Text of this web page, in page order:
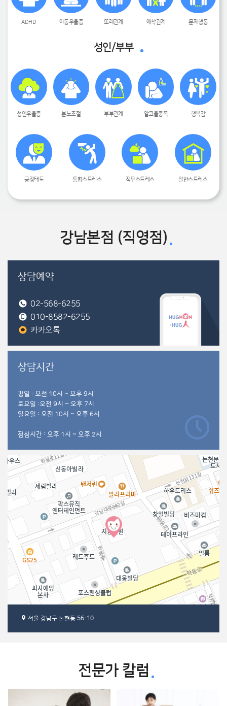
ADHD 아동우울증 또래관계 애착관계 문제행동
성인/부부
성인우울증 분노조절 부부관계 알코올중독 행복감
긍정태도 통합스트레스 직무스트레스 일반스트레스
강남본점 (직영점)
상담예약
02-568-6255
010-8582-6255
카카오톡
상담시간
평일 : 오전 10시 ~ 오후 9시
토요일 :오전 9시 ~ 오후 7시
일요일 : 오전 10시 ~ 오후 6시
점심시간 : 오후 1시 ~ 오후 2시
서울 강남구 논현동 56-10
전문가 칼럼